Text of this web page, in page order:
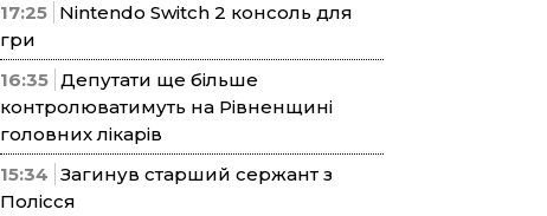
17:25 Nintendo Switch 2 консоль для
гри
16:35 Депутати ще більше
контролюватимуть на Рівненщині
головних лікарів
15:34 Загинув старший сержант з
Полісся